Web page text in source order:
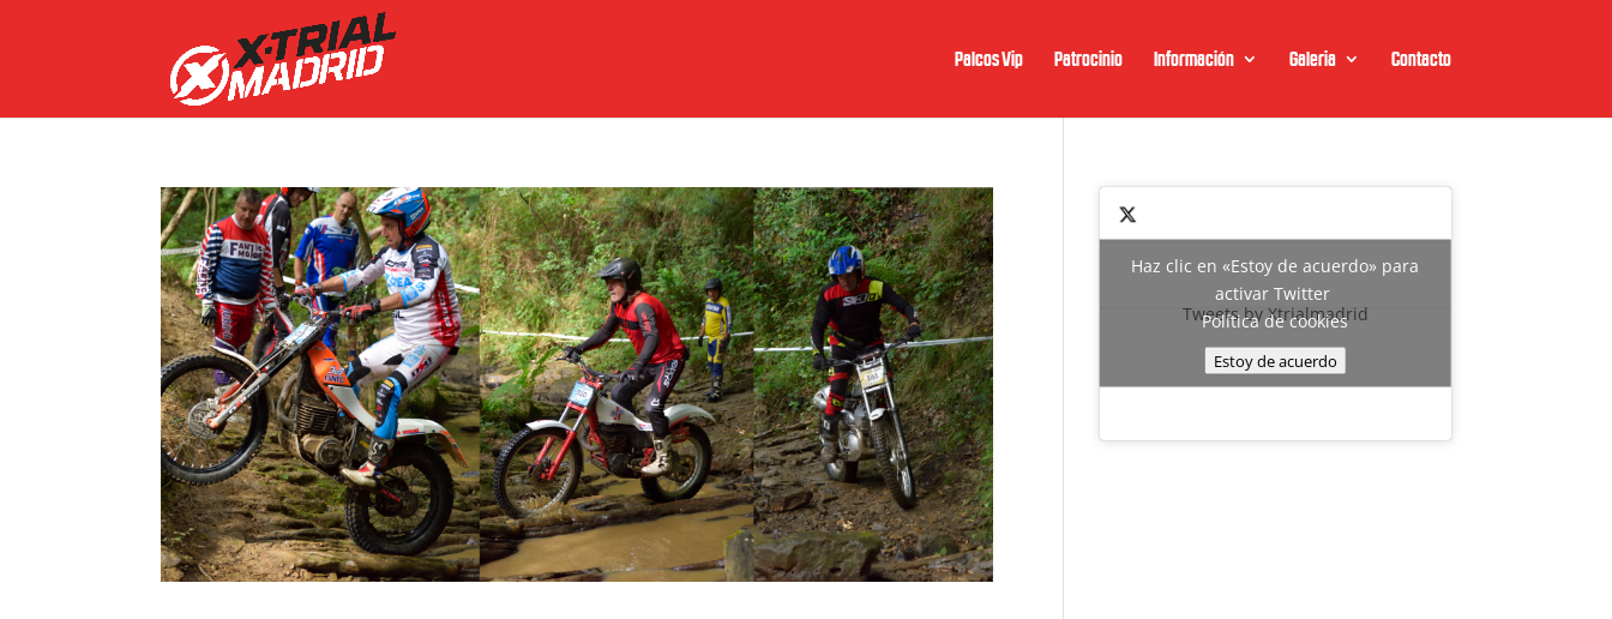
Palcos Vip Patrocinio Información Galeria Contacto
Tweets by Xtrialmadrid
Haz clic en «Estoy de acuerdo» para
activar Twitter
Política de cookies
Estoy de acuerdo